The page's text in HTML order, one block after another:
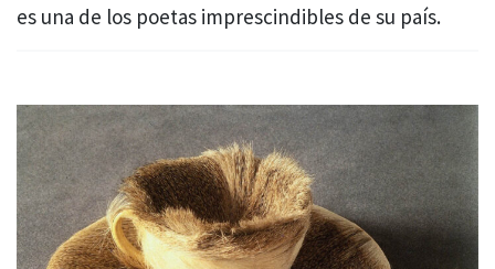
es una de los poetas imprescindibles de su país.